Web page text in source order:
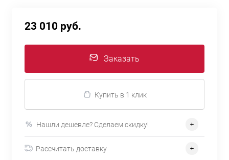
23 010 руб.
Заказать
Купить в 1 клик
Нашли дешевле? Сделаем скидку!
Рассчитать доставку